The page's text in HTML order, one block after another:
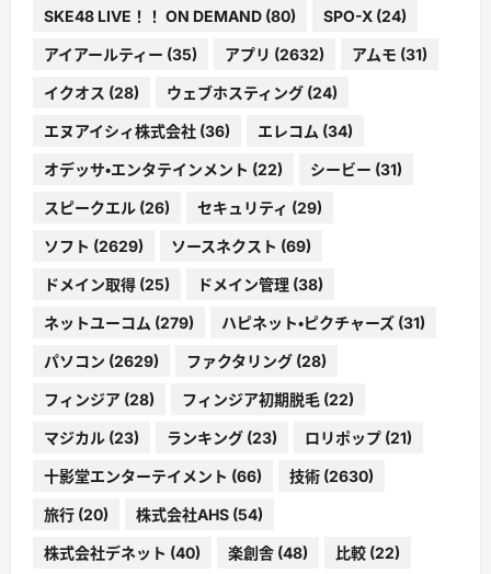
SKE48 LIVE！！ ON DEMAND (80) SPO-X (24)
アイアールティー (35) アプリ (2632) アムモ (31)
イクオス (28) ウェブホスティング (24)
エヌアイシィ株式会社 (36) エレコム (34)
オデッサ・エンタテインメント (22) シービー (31)
スピークエル (26) セキュリティ (29)
ソフト (2629) ソースネクスト (69)
ドメイン取得 (25) ドメイン管理 (38)
ネットユーコム (279) ハピネット・ピクチャーズ (31)
パソコン (2629) ファクタリング (28)
フィンジア (28) フィンジア初期脱毛 (22)
マジカル (23) ランキング (23) ロリポップ (21)
十影堂エンターテイメント (66) 技術 (2630)
旅行 (20) 株式会社AHS (54)
株式会社デネット (40) 楽創舎 (48) 比較 (22)